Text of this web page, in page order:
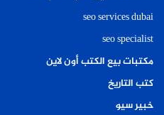
seo services dubai
seo specialist
مكتبات بيع الكتب أون لاين
كتب التاريخ
خبير سيو